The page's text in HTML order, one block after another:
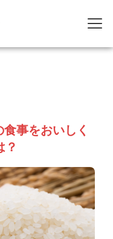
事をおいしく
？